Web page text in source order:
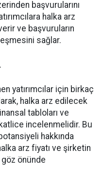
başvurularını
halka arz
ve başvuruların
sağlar.
yatırımcılar için birkaç
halka arz edilecek
tabloları ve
incelenmelidir. Bu
hakkında
arz fiyatı ve şirketin
önünde